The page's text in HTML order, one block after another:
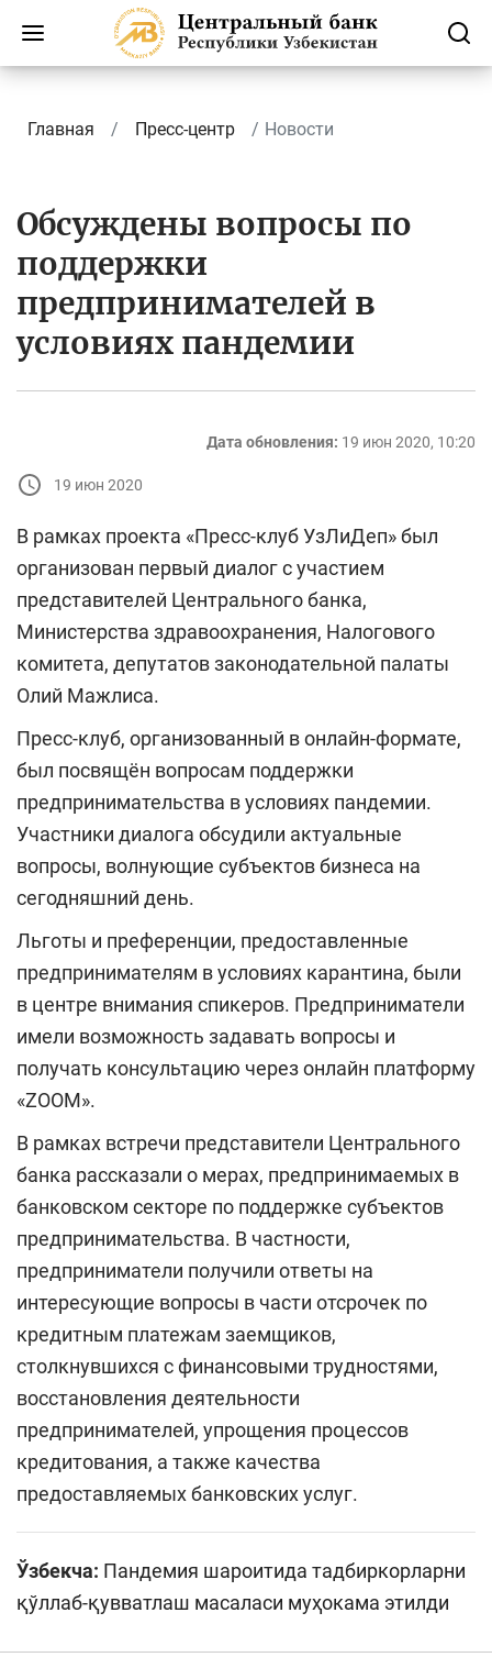
Главная Пресс-центр Новости
Обсуждены вопросы по
поддержки
предпринимателей в
условиях пандемии
Дата обновления: 19 июн 2020, 10:20
19 июн 2020
В рамках проекта «Пресс-клуб УзЛиДеп» был
организован первый диалог с участием
представителей Центрального банка,
Министерства здравоохранения, Налогового
комитета, депутатов законодательной палаты
Олий Мажлиса.
Пресс-клуб, организованный в онлайн-формате,
был посвящён вопросам поддержки
предпринимательства в условиях пандемии.
Участники диалога обсудили актуальные
вопросы, волнующие субъектов бизнеса на
сегодняшний день.
Льготы и преференции, предоставленные
предпринимателям в условиях карантина, были
в центре внимания спикеров. Предприниматели
имели возможность задавать вопросы и
получать консультацию через онлайн платформу
«ZOOМ».
В рамках встречи представители Центрального
банка рассказали о мерах, предпринимаемых в
банковском секторе по поддержке субъектов
предпринимательства. В частности,
предприниматели получили ответы на
интересующие вопросы в части отсрочек по
кредитным платежам заемщиков,
столкнувшихся с финансовыми трудностями,
восстановления деятельности
предпринимателей, упрощения процессов
кредитования, а также качества
предоставляемых банковских услуг.
Ўзбекча: Пандемия шароитида тадбиркорларни
қўллаб-қувватлаш масаласи муҳокама этилди